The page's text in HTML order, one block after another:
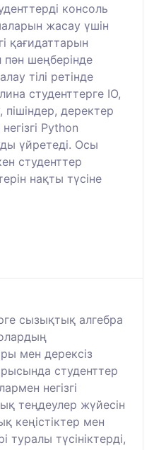
консоль
жасау үшін
қағидаттарын
пән шеңберінде
тілі ретінде
студенттерге IO,
деректер
Python
үйретеді. Осы
студенттер
нақты түсіне
сызықтық алгебра
мен дерексіз
студенттер
негізгі
теңдеулер жүйесін
кеңістіктер мен
туралы түсініктерді,